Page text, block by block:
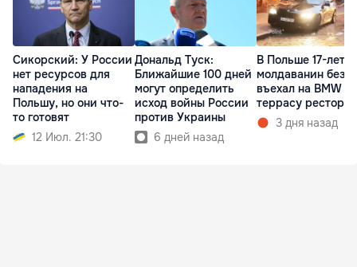
Сикорский: У России
нет ресурсов для
нападения на
Польшу, но они что-
то готовят
12 Июл. 21:30
Дональд Туск:
Ближайшие 100 дней
могут определить
исход войны России
против Украины
6 дней назад
В Польше 17-
молдаванин без
въехал на BMW в
террасу
3 дня назад